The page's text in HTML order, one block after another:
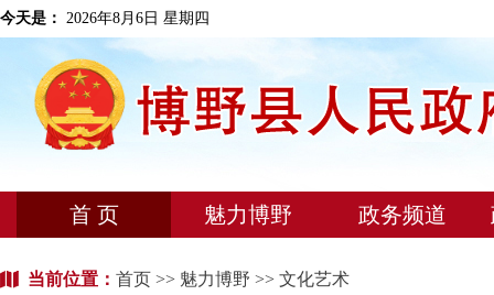
今天是： 2026年8月6日 星期四
首 页 魅力博野 政务频道
当前位置： 首页 >> 魅力博野 >> 文化艺术